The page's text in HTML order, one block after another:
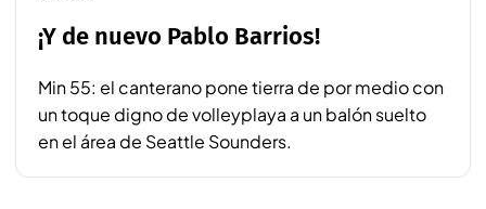
¡Y de nuevo Pablo Barrios!
Min 55: el canterano pone tierra de por medio con
un toque digno de volleyplaya a un balón suelto
en el área de Seattle Sounders.